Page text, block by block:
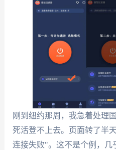
刚到纽约那周，我急着处理
死活登不上去。页面转了半
连接失败"。这不是个例，几